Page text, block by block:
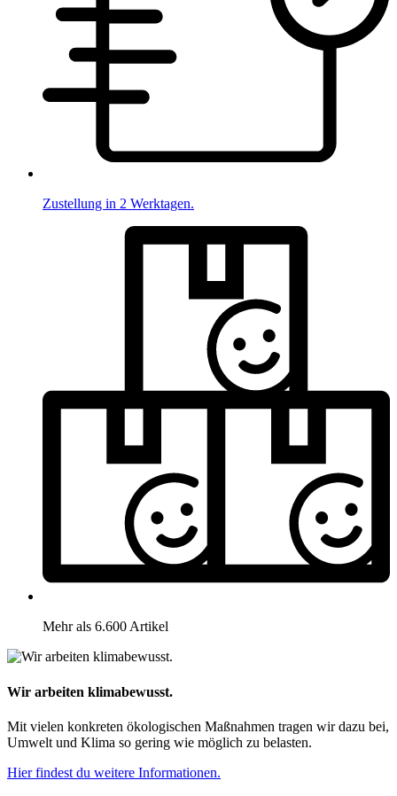
Zustellung in 2 Werktagen.
Mehr als 6.600 Artikel
Wir arbeiten klimabewusst.
Mit vielen konkreten ökologischen Maßnahmen tragen wir dazu bei,
Umwelt und Klima so gering wie möglich zu belasten.
Hier findest du weitere Informationen.